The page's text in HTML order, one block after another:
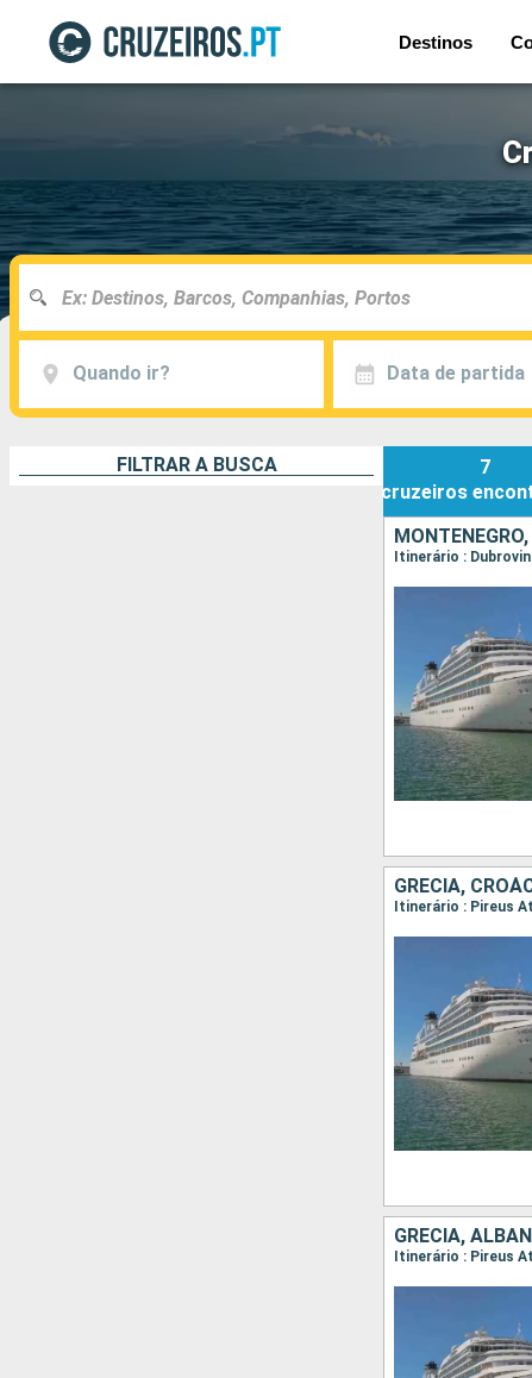
Destinos
Quando ir? Data de partida
FILTRAR A BUSCA
7
cruzeiros
Itinerário :
GRÉCIA,
Itinerário : Pireus
GRÉCIA,
Itinerário : Pireus